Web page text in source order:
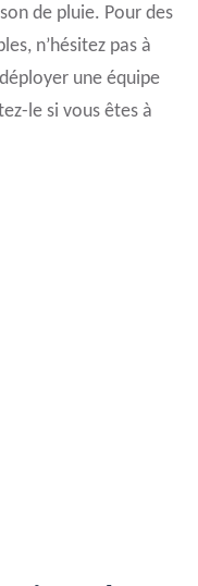
de pluie. Pour des
n’hésitez pas à
une équipe
le si vous êtes à